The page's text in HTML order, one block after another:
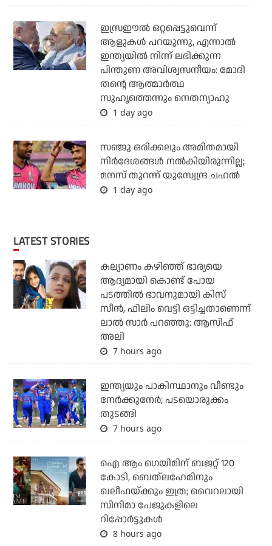
ഇസ്രഈല്‍ ഒറ്റപ്പെട്ടുവെന്ന്
ആളുകള്‍ പറയുന്നു, എന്നാല്‍
ഇന്ത്യയില്‍ നിന്ന് ലഭിക്കുന്ന
പിന്തുണ അവിശ്വസനീയം: മോദി
തന്റെ ആത്മാര്‍ത്ഥ
സുഹൃത്തെന്നും നെതന്യാഹു
1 day ago
സഞ്ജു ഒരിക്കലും അമിതമായി
നിര്‍ദേശങ്ങള്‍ നല്‍കിയിരുന്നില്ല;
മനസ് തുറന്ന് യുസ്വേന്ദ്ര ചഹല്‍
1 day ago
LATEST STORIES
കല്യാണം കഴിഞ്ഞ് ഭാര്യയെ
ആദ്യമായി കൊണ്ട് പോയ
പടത്തില്‍ ഭാവനുമായി കിസ്
സീന്‍, ഫിലിം വെട്ടി ഒട്ടിച്ചതാണെന്ന്
ലാല്‍ സാര്‍ പറഞ്ഞു: ആസിഫ്
അലി
7 hours ago
ഇന്ത്യയും പാകിസ്ഥാനും വീണ്ടും
നേര്‍ക്കുനേര്‍; പടയൊരുക്കം
തുടങ്ങി
7 hours ago
ഐ ആം ഗെയിമിന് ബജറ്റ് 120
കോടി, ബെത്‌ലഹേമിനും
ഖലീഫയ്ക്കും ഇത്ര; വൈറലായി
സിനിമാ പേജുകളിലെ
റിപ്പോര്‍ട്ടുകള്‍
8 hours ago